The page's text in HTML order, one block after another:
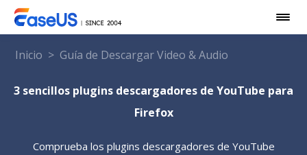
Inicio > Guía de Descargar Video & Audio
3 sencillos plugins descargadores de YouTube para
Firefox
Comprueba los plugins descargadores de YouTube